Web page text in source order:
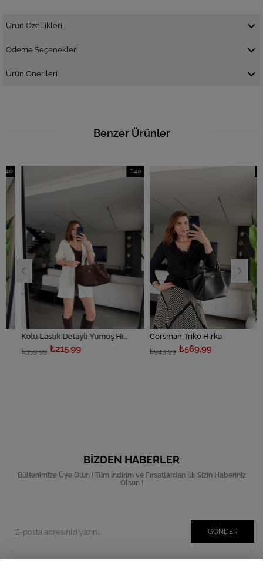
Ürün Özellikleri
Ödeme Seçenekleri
Ürün Önerileri
Benzer Ürünler
Kolu Lastik Detaylı Yumoş Hırka
₺215,99
₺359,99
Corsman Triko Hırka
₺569,99
₺949,99
BIZDEN HABERLER
Bültenimize Üye Olun ! Tüm İndirim ve Fırsatlardan İlk Sizin Haberiniz
Olsun !
GÖNDER